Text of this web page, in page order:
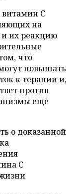
C
на
и их реакцию
что
повышать
к терапии и,
против
еще
о доказанной
C